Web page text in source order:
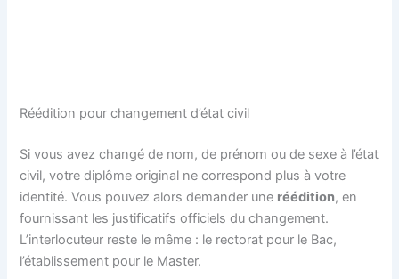
Réédition pour changement d’état civil
Si vous avez changé de nom, de prénom ou de sexe à l’état
civil, votre diplôme original ne correspond plus à votre
identité. Vous pouvez alors demander une réédition, en
fournissant les justificatifs officiels du changement.
L’interlocuteur reste le même : le rectorat pour le Bac,
l’établissement pour le Master.